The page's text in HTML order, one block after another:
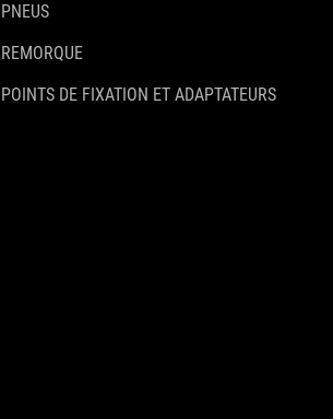
PNEUS
REMORQUE
POINTS DE FIXATION ET ADAPTATEURS